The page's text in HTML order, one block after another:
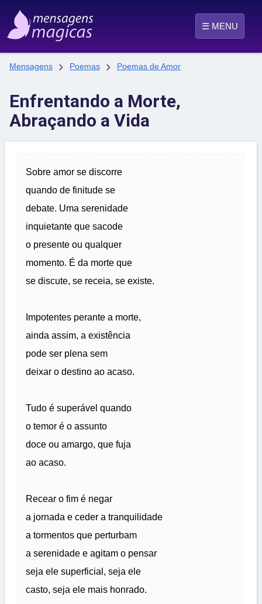
☰ MENU
Mensagens  Poemas  Poemas de Amor
Enfrentando a Morte,
Abraçando a Vida
Sobre amor se discorre
quando de finitude se
debate. Uma serenidade
inquietante que sacode
o presente ou qualquer
momento. É da morte que
se discute, se receia, se existe.
Impotentes perante a morte,
ainda assim, a existência
pode ser plena sem
deixar o destino ao acaso.
Tudo é superável quando
o temor é o assunto
doce ou amargo, que fuja
ao acaso.
Recear o fim é negar
a jornada e ceder a tranquilidade
a tormentos que perturbam
a serenidade e agitam o pensar
seja ele superficial, seja ele
casto, seja ele mais honrado.